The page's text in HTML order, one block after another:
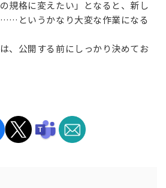
規格に変えたい」となると、新し
というかなり大変な作業になる
、公開する前にしっかり決めてお